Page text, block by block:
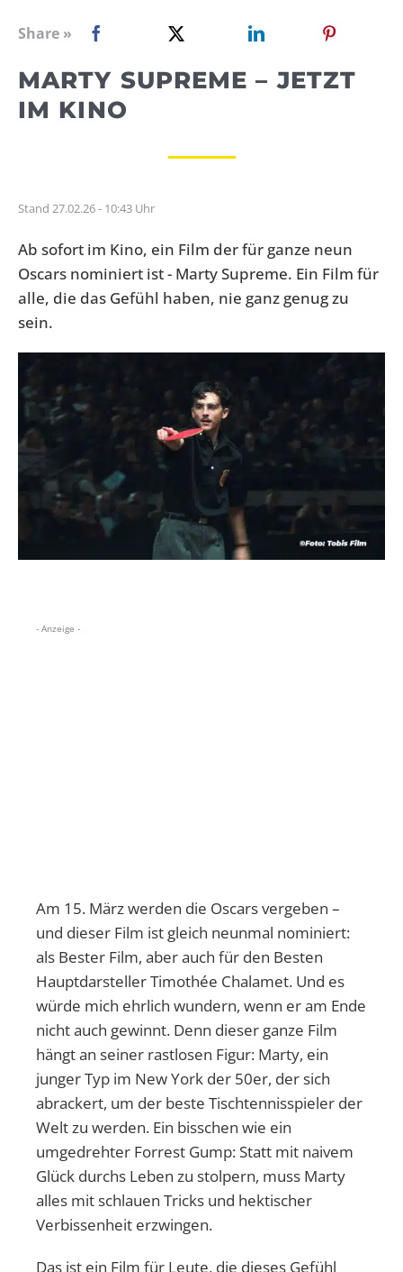
WEBRADIO
Share »
MARTY SUPREME – JETZT
IM KINO
Stand 27.02.26 - 10:43 Uhr
Ab sofort im Kino, ein Film der für ganze neun
Oscars nominiert ist - Marty Supreme. Ein Film für
alle, die das Gefühl haben, nie ganz genug zu
sein.
- Anzeige -
Am 15. März werden die Oscars vergeben –
und dieser Film ist gleich neunmal nominiert:
als Bester Film, aber auch für den Besten
Hauptdarsteller Timothée Chalamet. Und es
würde mich ehrlich wundern, wenn er am Ende
nicht auch gewinnt. Denn dieser ganze Film
hängt an seiner rastlosen Figur: Marty, ein
junger Typ im New York der 50er, der sich
abrackert, um der beste Tischtennisspieler der
Welt zu werden. Ein bisschen wie ein
umgedrehter Forrest Gump: Statt mit naivem
Glück durchs Leben zu stolpern, muss Marty
alles mit schlauen Tricks und hektischer
Verbissenheit erzwingen.
Das ist ein Film für Leute, die dieses Gefühl